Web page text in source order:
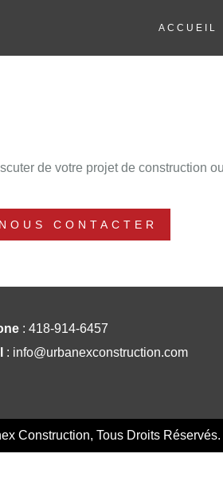
ACCUEIL
de votre projet de construction
NOUS CONTACTER
:418-914-6457
: info@urbanexconstruction.com
Construction, Tous Droits Réservés.